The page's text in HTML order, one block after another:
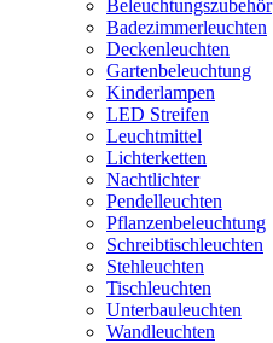
Beleuchtungszubehör
Badezimmerleuchten
Deckenleuchten
Gartenbeleuchtung
Kinderlampen
LED Streifen
Leuchtmittel
Lichterketten
Nachtlichter
Pendelleuchten
Pflanzenbeleuchtung
Schreibtischleuchten
Stehleuchten
Tischleuchten
Unterbauleuchten
Wandleuchten